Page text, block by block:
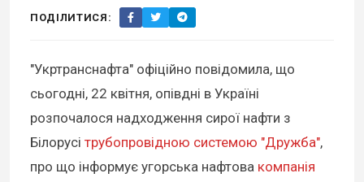
ПОДІЛИТИСЯ:
"Укртранснафта" офіційно повідомила, що
сьогодні, 22 квітня, опівдні в Україні
розпочалося надходження сирої нафти з
Білорусі трубопровідною системою "Дружба",
про що інформує угорська нафтова компанія